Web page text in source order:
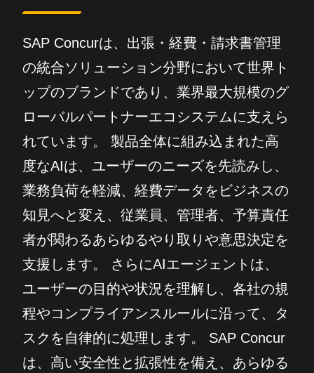
SAP Concurは、出張・経費・請求書管理
の統合ソリューション分野において世界ト
ップのブランドであり、業界最大規模のグ
ローバルパートナーエコシステムに支えら
れています。 製品全体に組み込まれた高
度なAIは、ユーザーのニーズを先読みし、
業務負荷を軽減、経費データをビジネスの
知見へと変え、従業員、管理者、予算責任
者が関わるあらゆるやり取りや意思決定を
支援します。 さらにAIエージェントは、
ユーザーの目的や状況を理解し、各社の規
程やコンプライアンスルールに沿って、タ
スクを自律的に処理します。 SAP Concur
は、高い安全性と拡張性を備え、あらゆる